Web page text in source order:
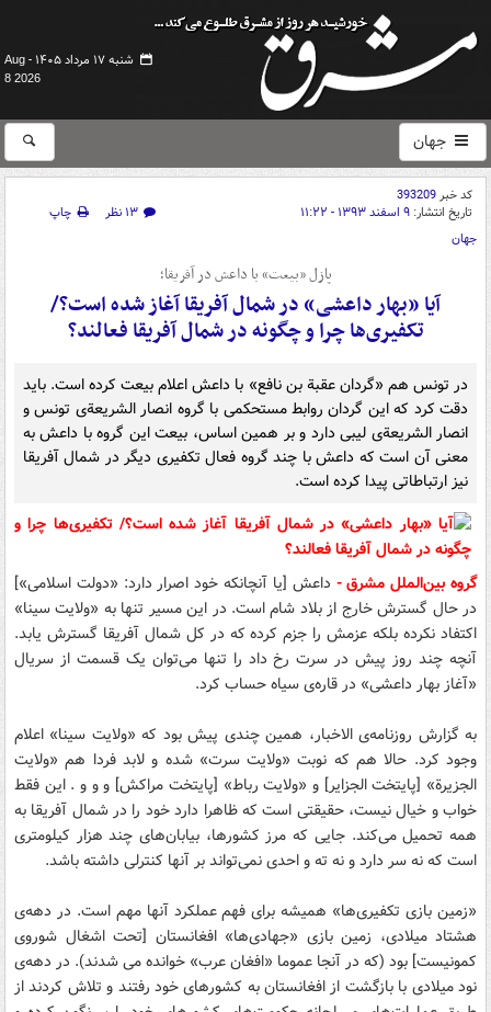
شنبه ۱۷ مرداد ۱۴۰۵ -
Aug
8 2026
جهان
کد خبر393209
تاریخ انتشار: ۹ اسفند ۱۳۹۳ - ۱۱:۲۲ ۱۳ نظر
چاپ
جهان
پازل «بیعت» با داعش در آفریقا؛
آیا «بهار داعشی» در شمال آفریقا آغاز شده است؟/
تکفیری‌ها چرا و چگونه در شمال آفریقا فعالند؟
در تونس هم «گردان عقبة بن نافع» با داعش اعلام بیعت کرده است. باید
دقت کرد که این گردان روابط مستحکمی با گروه انصار الشریعة‌ی تونس و
انصار الشریعةی لیبی دارد و بر همین اساس، بیعت این گروه با داعش به
معنی آن است که داعش با چند گروه فعال تکفیری دیگر در شمال آفریقا
نیز ارتباطاتی پیدا کرده است.
گروه بین‌الملل مشرق - داعش [یا آنچانکه خود اصرار دارد: «دولت اسلامی»]
در حال گسترش خارج از بلاد شام است. در این مسیر تنها به «ولایت سینا»
اکتفاد نکرده بلکه عزمش را جزم کرده که در کل شمال آفریقا گسترش یابد.
آنچه چند روز پیش در سرت رخ داد را تنها می‌توان یک قسمت از سریال
«آغاز بهار داعشی» در قاره‌ی سیاه حساب کرد.
به گزارش روزنامه‌ی الاخبار، همین چندی پیش بود که «ولایت سینا» اعلام
وجود کرد. حالا هم که نوبت «ولایت سرت» شده و لابد فردا هم «ولایت
الجزیرة» [پایتخت الجزایر] و «ولایت رباط» [پایتخت مراکش] و و و . این فقط
خواب و خیال نیست، حقیقتی است که ظاهرا دارد خود را در شمال آفریقا به
همه تحمیل می‌کند. جایی که مرز کشورها، بیابان‌های چند هزار کیلومتری
است که نه سر دارد و نه ته و احدی نمی‌تواند بر آنها کنترلی داشته باشد.
«زمین بازی تکفیری‌ها» همیشه برای فهم عملکرد آنها مهم است. در دهه‌ی
هشتاد میلادی، زمین بازی «جهادی‌ها» افغانستان [تحت اشغال شوروی
کمونیست] بود (که در آنجا عموما «افغان عرب» خوانده می شدند). در دهه‌ی
نود میلادی با بازگشت از افغانستان به کشورهای خود رفتند و تلاش کردند از